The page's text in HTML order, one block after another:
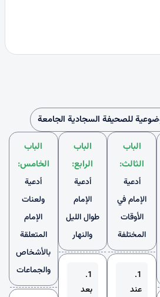
للصحيفة السجادية الجامعة
الباب
الثالث:
أدعية
الإمام في
الأوقات
المختلفة
1.
عند
الباب
الرابع:
أدعية
الإمام
طوال الليل
والنهار
1.
بعد
الباب
الخامس:
أدعية
ولعنات
الإمام
المتعلقة
بالأشخاص
والجماعات